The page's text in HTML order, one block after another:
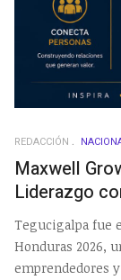
REDACCIÓN
Maxwell
Liderazgo
Tegucigalpa fue
Honduras 2026,
emprendedores